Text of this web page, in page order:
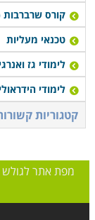
קורס שרברבות
טכנאי מעליות
לימודי גז
לימודי
קטגוריות
מפת אתר לגולש